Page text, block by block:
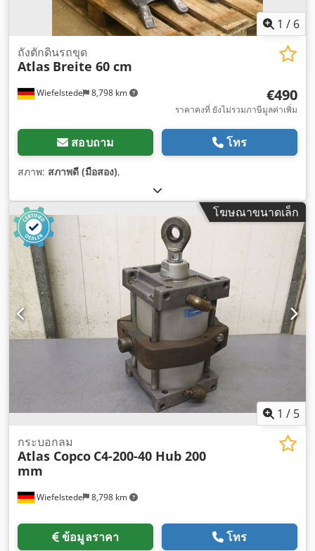
1 / 6
Wiefelstede 8,798 km
ถังตักดินรถขุด
Atlas Breite 60 cm
€490
ราคาคงที่ ยังไม่รวมภาษีมูลค่าเพิ่ม
สอบถาม โทร
สภาพ: สภาพดี (มือสอง),
โฆษณาขนาดเล็ก
1 / 5
Wiefelstede 8,798 km
กระบอกลม
Atlas Copco C4-200-40 Hub 200
mm
ข้อมูลราคา โทร